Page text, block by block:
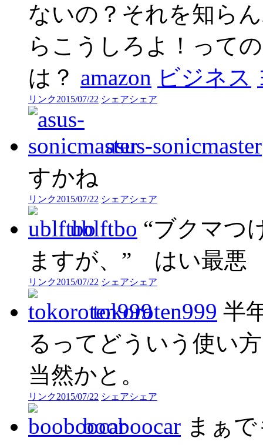
ないの？それを知ら
らこうしろよ！って
は？ amazon ビジネス
リンク2015/07/22 シェアシェア
asus-sonicmaster
すかね
リンク2015/07/22 シェアシェア
ublftbo “ブクマつ
ますが、” はい最悪
リンク2015/07/22 シェアシェア
tokoroten999 半
るってどういう使い
当然かと。
リンク2015/07/22 シェアシェア
booboocar まぁ